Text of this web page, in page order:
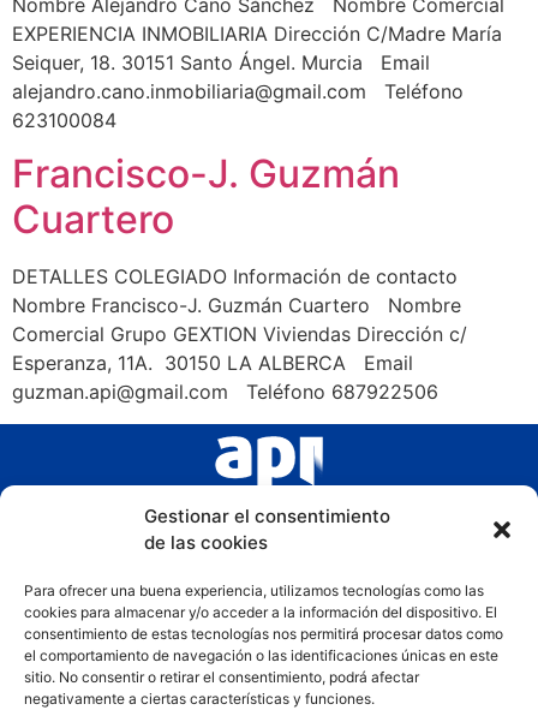
Gestionar el consentimiento
de las cookies
Para ofrecer una buena experiencia, utilizamos tecnologías como las
cookies para almacenar y/o acceder a la información del dispositivo. El
consentimiento de estas tecnologías nos permitirá procesar datos como
el comportamiento de navegación o las identificaciones únicas en este
sitio. No consentir o retirar el consentimiento, podrá afectar
negativamente a ciertas características y funciones.
EXPERIENCIA INMOBILIARIA Dirección C/Madre María
Seiquer, 18. 30151 Santo Ángel. Murcia Email
alejandro.cano.inmobiliaria@gmail.com Teléfono
623100084
Francisco-J. Guzmán
Cuartero
DETALLES COLEGIADO Información de contacto
Nombre Francisco-J. Guzmán Cuartero Nombre
Comercial Grupo GEXTION Viviendas Dirección c/
Esperanza, 11A. 30150 LA ALBERCA Email
guzman.api@gmail.com Teléfono 687922506